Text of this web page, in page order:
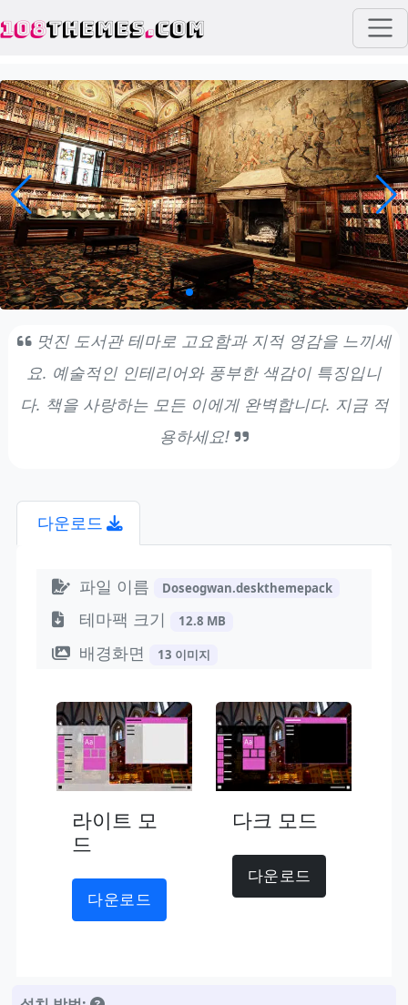
108THEMES.COM
멋진 도서관 테마로 고요함과 지적 영감을 느끼세
요. 예술적인 인테리어와 풍부한 색감이 특징입니
다. 책을 사랑하는 모든 이에게 완벽합니다. 지금 적
용하세요!
다운로드
파일 이름 Doseogwan.deskthemepack
테마팩 크기 12.8 MB
배경화면 13 이미지
라이트 모
드
다운로드
다크 모드
다운로드